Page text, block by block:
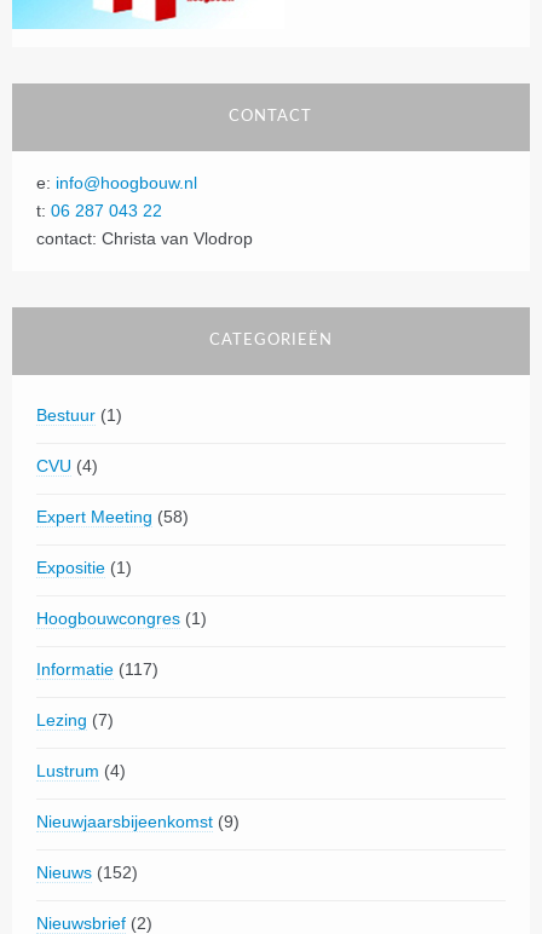
CONTACT
e: info@hoogbouw.nl
t: 06 287 043 22
contact: Christa van Vlodrop
CATEGORIEËN
Bestuur (1)
CVU (4)
Expert Meeting (58)
Expositie (1)
Hoogbouwcongres (1)
Informatie (117)
Lezing (7)
Lustrum (4)
Nieuwjaarsbijeenkomst (9)
Nieuws (152)
Nieuwsbrief (2)